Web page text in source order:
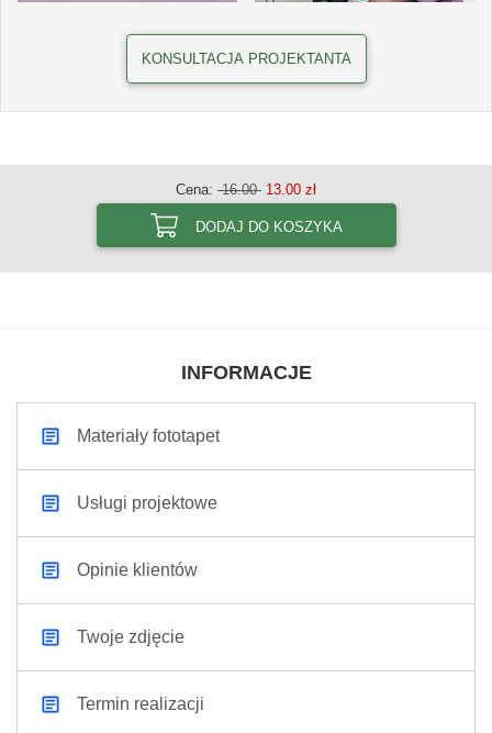
KONSULTACJA PROJEKTANTA
Cena: 16.00 13.00 zł
DODAJ DO KOSZYKA
INFORMACJE
Materiały fototapet
Usługi projektowe
Opinie klientów
Twoje zdjęcie
Termin realizacji